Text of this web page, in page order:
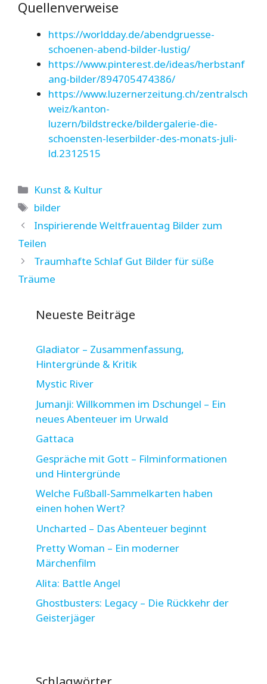
Quellenverweise
https://worldday.de/abendgruesse-
schoenen-abend-bilder-lustig/
https://www.pinterest.de/ideas/herbstanf
ang-bilder/894705474386/
https://www.luzernerzeitung.ch/zentralsch
weiz/kanton-
luzern/bildstrecke/bildergalerie-die-
schoensten-leserbilder-des-monats-juli-
ld.2312515
Kategorien
Kunst & Kultur
Schlagwörter
bilder
Inspirierende Weltfrauentag Bilder zum
Teilen
Traumhafte Schlaf Gut Bilder für süße
Träume
Neueste Beiträge
Gladiator – Zusammenfassung,
Hintergründe & Kritik
Mystic River
Jumanji: Willkommen im Dschungel – Ein
neues Abenteuer im Urwald
Gattaca
Gespräche mit Gott – Filminformationen
und Hintergründe
Welche Fußball-Sammelkarten haben
einen hohen Wert?
Uncharted – Das Abenteuer beginnt
Pretty Woman – Ein moderner
Märchenfilm
Alita: Battle Angel
Ghostbusters: Legacy – Die Rückkehr der
Geisterjäger